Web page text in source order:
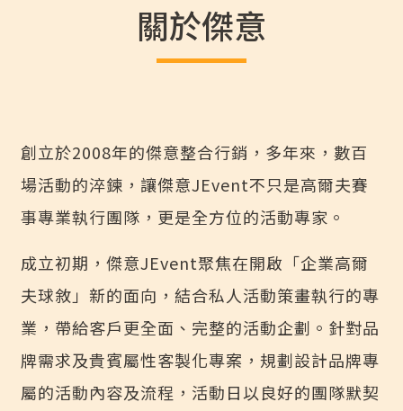
關於傑意
創立於2008年的傑意整合行銷，多年來，數百
場活動的淬鍊，讓傑意JEvent不只是高爾夫賽
事專業執行團隊，更是全方位的活動專家。
成立初期，傑意JEvent聚焦在開啟「企業高爾
夫球敘」新的面向，結合私人活動策畫執行的專
業，帶給客戶更全面、完整的活動企劃。針對品
牌需求及貴賓屬性客製化專案，規劃設計品牌專
屬的活動內容及流程，活動日以良好的團隊默契